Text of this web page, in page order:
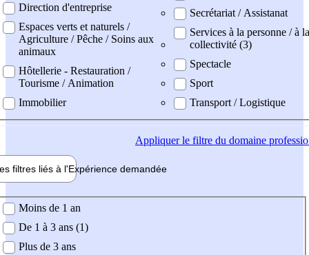
Direction d'entreprise
Espaces verts et naturels /
Agriculture / Pêche / Soins aux
animaux
Hôtellerie - Restauration /
Tourisme / Animation
Immobilier
Secrétariat / Assistanat
Services à la personne / à la
collectivité (3)
Spectacle
Sport
Transport / Logistique
Appliquerle filtre du domaine
filtres liés à l'Expérience demandée
demandée
Moins de 1 an
De 1 à 3 ans (1)
Plus de 3 ans